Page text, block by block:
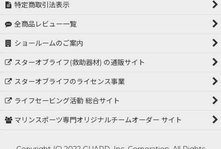
特定商取引法表示
全商品レビュー一覧
ショールームのご案内
スターオブライフ(救助器材) の通販サイト
スターオブライフのライセンス事業
ライフセービング活動 総合サイト
マリンスポーツ専門オリジナルチームオーダー サイト